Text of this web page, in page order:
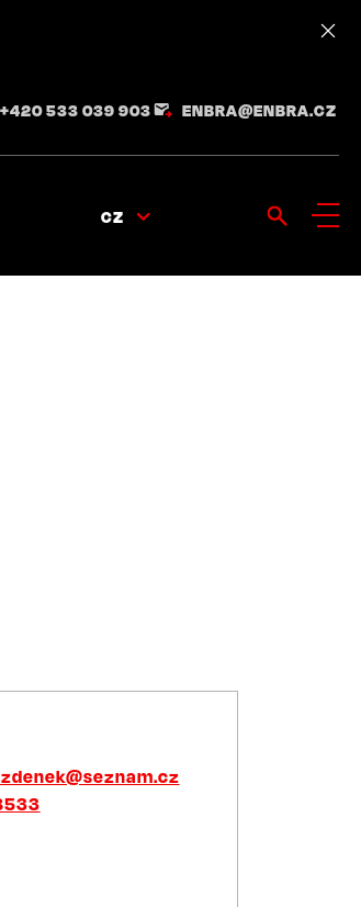
+420 533 039 903 ENBRA@ENBRA.CZ
CZ